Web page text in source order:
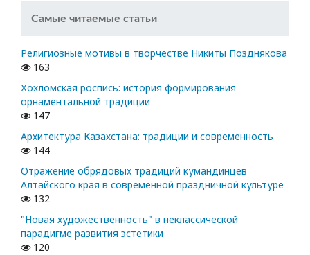
Самые читаемые статьи
Религиозные мотивы в творчестве Никиты Позднякова
163
Хохломская роспись: история формирования
орнаментальной традиции
147
Архитектура Казахстана: традиции и современность
144
Отражение обрядовых традиций кумандинцев
Алтайского края в современной праздничной культуре
132
"Новая художественность" в неклассической
парадигме развития эстетики
120